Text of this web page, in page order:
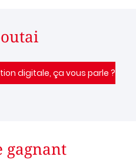
digitale, ça vous parle ?
gagnant